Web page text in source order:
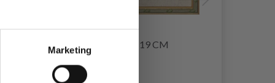
Marketing
BORDUURPAKKET
ZONNEBLOEM 18 X 19 CM
EUR 15.30